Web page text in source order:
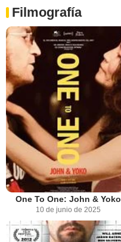
Filmografía
One To One: John & Yoko
10 de junio de 2025